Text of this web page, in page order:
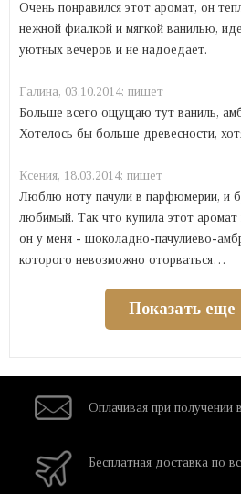
Очень понравился этот аромат, он
нежной фиалкой и мягкой ванилью,
уютных вечеров и не надоедает.
Галина, 03.10.2014: пишет
Больше всего ощущаю тут ваниль,
Хотелось бы больше древесности,
Ксения, 18.03.2014: пишет
Люблю ноту пачули в парфюмерии, и
любимый. Так что купила этот аромат
он у меня - шоколадно-пачулиево-
которого невозможно оторваться…
Показать еще
Оплачивая при получении
Бесплатная доставка по